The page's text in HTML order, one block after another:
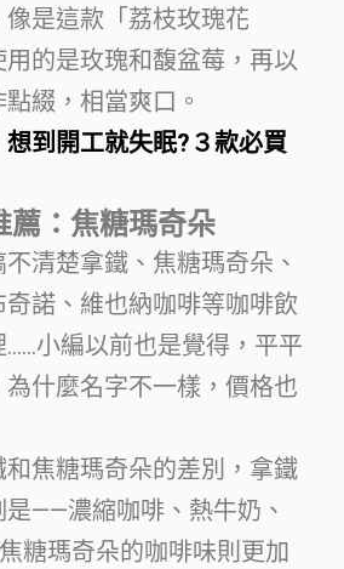
是這款「荔枝玫瑰花
的是玫瑰和馥盆莓，再以
綴，相當爽口。
想到開工就失眠?３款必買
薦：焦糖瑪奇朵
清楚拿鐵、焦糖瑪奇朵、
諾、維也納咖啡等咖啡飲
小編以前也是覺得，平平
什麼名字不一樣，價格也
焦糖瑪奇朵的差別，拿鐵
——濃縮咖啡、熱牛奶、
糖瑪奇朵的咖啡味則更加